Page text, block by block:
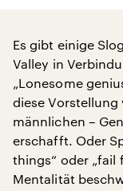
Es gibt einige
Valley in
„Lonesome
diese Vorstellung
männlichen –
erschafft. Oder
things“ oder „fail
Mentalität